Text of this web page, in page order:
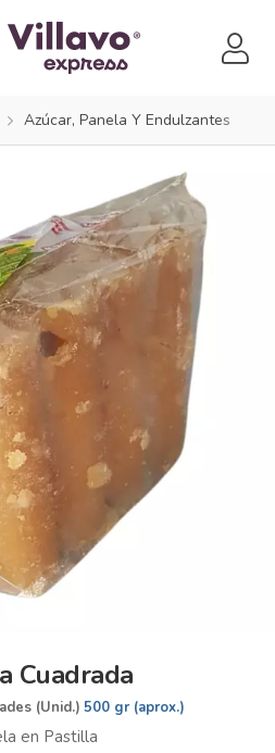
Azúcar, Panela Y Endulzantes
Cuadrada
(Unid.) 500 gr (aprox.)
en Pastilla